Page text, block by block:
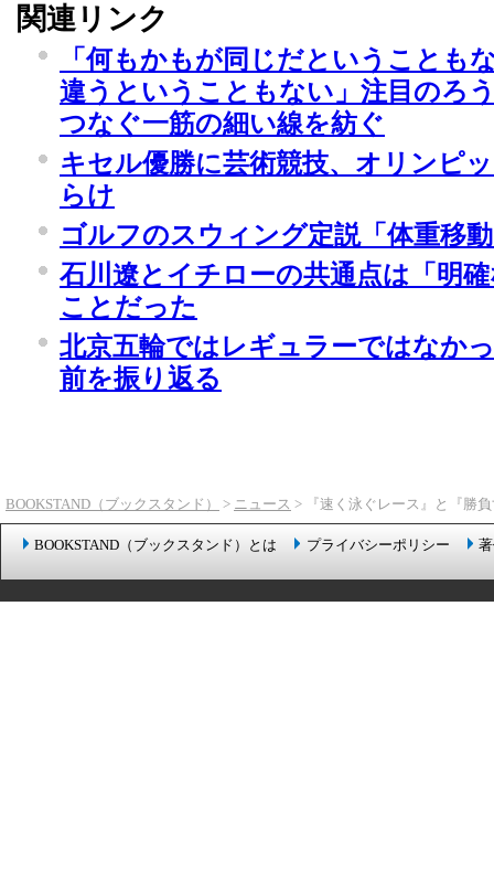
関連リンク
「何もかもが同じだということも
違うということもない」注目のろ
つなぐ一筋の細い線を紡ぐ
キセル優勝に芸術競技、オリンピ
らけ
ゴルフのスウィング定説「体重移
石川遼とイチローの共通点は「明
ことだった
北京五輪ではレギュラーではなか
前を振り返る
BOOKSTAND（ブックスタンド） > ニュース > 『速く泳ぐレース』と『勝
BOOKSTAND（ブックスタンド）とは プライバシーポリシー